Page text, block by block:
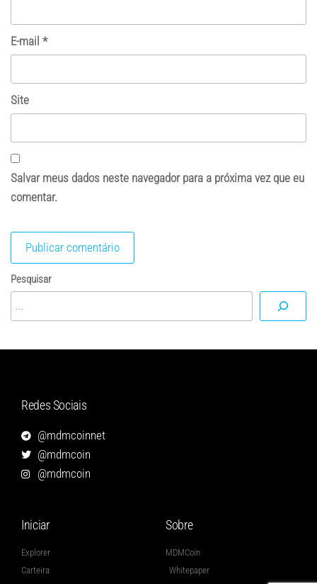
E-mail *
Site
Salvar meus dados neste navegador para a próxima vez que eu
comentar.
Pesquisar
Redes Sociais
@mdmcoinnet
@mdmcoin
@mdmcoin
Iniciar
Explorer
Carteira
Sobre
MDMCoin
Whitepaper